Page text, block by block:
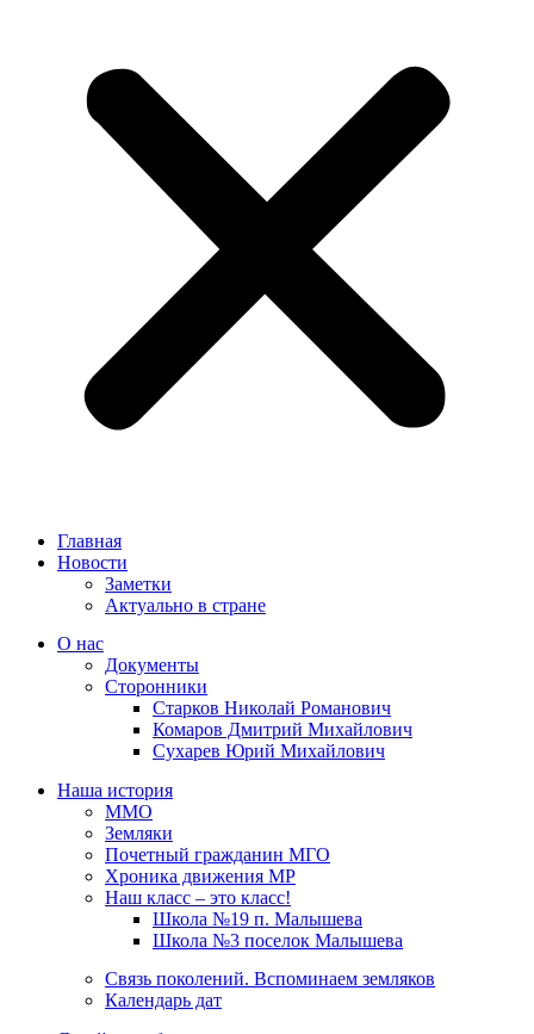
Главная
Новости
Заметки
Актуально в стране
О нас
Документы
Сторонники
Старков Николай Романович
Комаров Дмитрий Михайлович
Сухарев Юрий Михайлович
Наша история
ММО
Земляки
Почетный гражданин МГО
Хроника движения МР
Наш класс – это класс!
Школа №19 п. Малышева
Школа №3 поселок Малышева
Связь поколений. Вспоминаем земляков
Календарь дат